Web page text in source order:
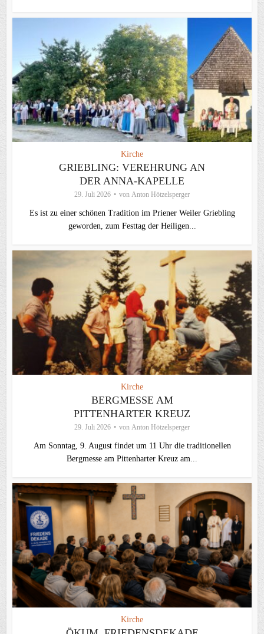
Kirche
GRIEBLING: VEREHRUNG AN
DER ANNA-KAPELLE
29. Juli 2026 von Anton Hötzelsperger
Es ist zu einer schönen Tradition im Priener Weiler Griebling
geworden, zum Festtag der Heiligen...
Kirche
BERGMESSE AM
PITTENHARTER KREUZ
29. Juli 2026 von Anton Hötzelsperger
Am Sonntag, 9. August findet um 11 Uhr die traditionellen
Bergmesse am Pittenharter Kreuz am...
Kirche